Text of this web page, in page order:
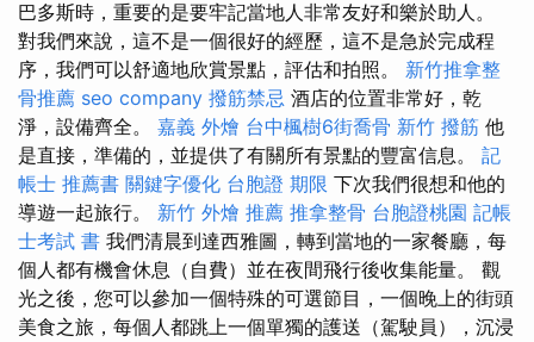
巴多斯時，重要的是要牢記當地人非常友好和樂於助人。
對我們來說，這不是一個很好的經歷，這不是急於完成程
序，我們可以舒適地欣賞景點，評估和拍照。 新竹推拿整
骨推薦 seo company 撥筋禁忌 酒店的位置非常好，乾
淨，設備齊全。 嘉義 外燴 台中楓樹6街喬骨 新竹 撥筋 他
是直接，準備的，並提供了有關所有景點的豐富信息。 記
帳士 推薦書 關鍵字優化 台胞證 期限 下次我們很想和他的
導遊一起旅行。 新竹 外燴 推薦 推拿整骨 台胞證桃園 記帳
士考試 書 我們清晨到達西雅圖，轉到當地的一家餐廳，每
個人都有機會休息（自費）並在夜間飛行後收集能量。 觀
光之後，您可以參加一個特殊的可選節目，一個晚上的街頭
美食之旅，每個人都跳上一個單獨的護送（駕駛員），沉浸